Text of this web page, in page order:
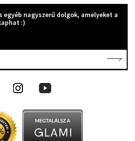
egyéb nagyszerű dolgok, amelyeket a
:)